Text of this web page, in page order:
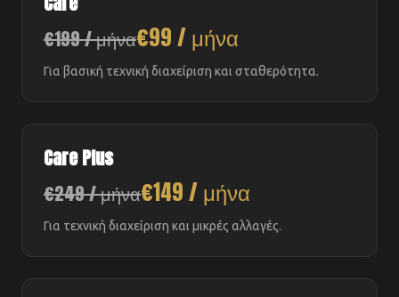
€199 / μήνα€99 / μήνα
Για βασική τεχνική διαχείριση και σταθερότητα.
Care Plus
€249 / μήνα€149 / μήνα
Για τεχνική διαχείριση και μικρές αλλαγές.